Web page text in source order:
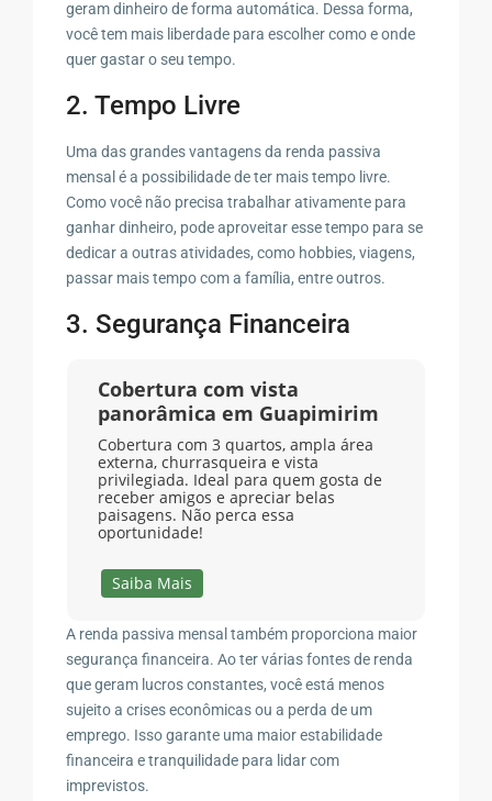
geram dinheiro de forma automática. Dessa forma,
você tem mais liberdade para escolher como e onde
quer gastar o seu tempo.
2. Tempo Livre
Uma das grandes vantagens da renda passiva
mensal é a possibilidade de ter mais tempo livre.
Como você não precisa trabalhar ativamente para
ganhar dinheiro, pode aproveitar esse tempo para se
dedicar a outras atividades, como hobbies, viagens,
passar mais tempo com a família, entre outros.
3. Segurança Financeira
Cobertura com vista
panorâmica em Guapimirim
Cobertura com 3 quartos, ampla área
externa, churrasqueira e vista
privilegiada. Ideal para quem gosta de
receber amigos e apreciar belas
paisagens. Não perca essa
oportunidade!
Saiba Mais
A renda passiva mensal também proporciona maior
segurança financeira. Ao ter várias fontes de renda
que geram lucros constantes, você está menos
sujeito a crises econômicas ou a perda de um
emprego. Isso garante uma maior estabilidade
financeira e tranquilidade para lidar com
imprevistos.